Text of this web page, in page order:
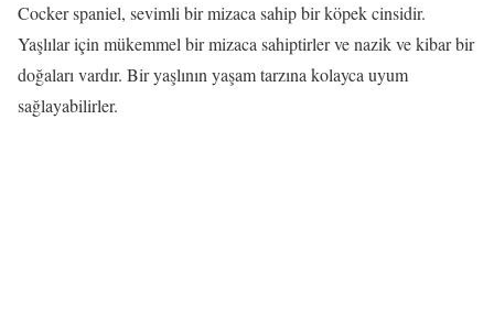
Cocker spaniel, sevimli bir mizaca sahip bir köpek cinsidir.
Yaşlılar için mükemmel bir mizaca sahiptirler ve nazik ve kibar bir
doğaları vardır. Bir yaşlının yaşam tarzına kolayca uyum
sağlayabilirler.